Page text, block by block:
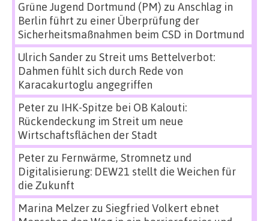
Grüne Jugend Dortmund (PM) zu Anschlag in
Berlin führt zu einer Überprüfung der
Sicherheitsmaßnahmen beim CSD in Dortmund
Ulrich Sanderzu Streit ums Bettelverbot:
Dahmen fühlt sich durch Rede von
Karacakurtoglu angegriffen
Peterzu IHK-Spitze bei OB Kalouti:
Rückendeckung im Streit um neue
Wirtschaftsflächen der Stadt
Peterzu Fernwärme, Stromnetz und
Digitalisierung: DEW21 stellt die Weichen für
die Zukunft
Marina Melzerzu Siegfried Volkert ebnet